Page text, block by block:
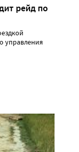
рейд по
управления